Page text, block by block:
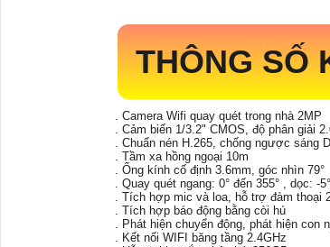
THÔNG SỐ
. Camera Wifi quay quét trong nhà 2MP
. Cảm biến 1/3.2" CMOS, độ phân giải
. Chuẩn nén H.265, chống ngược sáng
. Tầm xa hồng ngoại 10m
. Ống kính cố định 3.6mm, góc nhìn 79°
. Quay quét ngang: 0° đến 355° , dọc: -
. Tích hợp mic và loa, hỗ trợ đàm thoại
. Tích hợp báo động bằng còi hú
. Phát hiện chuyển động, phát hiện
. Kết nối WIFI băng tầng 2.4GHz